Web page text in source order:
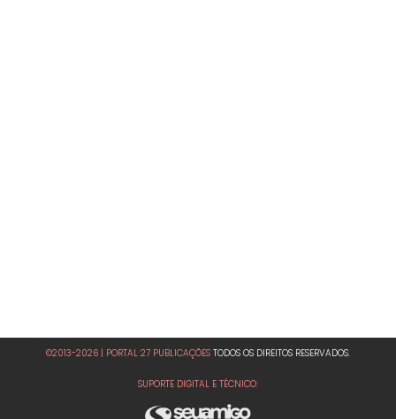
©2013-2026 | PORTAL 27 PUBLICAÇÕES TODOS OS DIREITOS RESERVADOS.
SUPORTE DIGITAL E TÉCNICO: